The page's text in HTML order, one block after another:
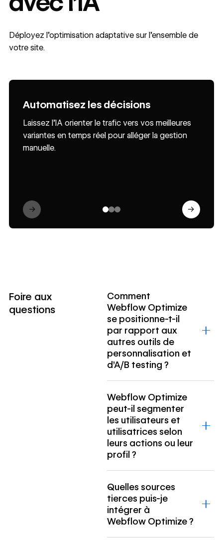
Déployez l’optimisation adaptative sur l’ensemble de
votre site.
Automatisez les décisions
Laissez l’IA orienter le trafic vers vos meilleures
variantes en temps réel pour alléger la gestion
manuelle.
Priorisez la conversion
Optimisez les performances en exploitant les
métriques de conversion en bas de funnel, et
pas seulement l’engagement superficiel.
Créez davantage
Demandez à AI Assistant de rédiger et de
recommander rapidement de nouvelles variantes
en fonction du contenu de la page et des
→ →
Foire aux
questions
Comment
Webflow Optimize
se positionne-t-il
par rapport aux
autres outils de
personnalisation et
d’A/B testing ?
Webflow Optimize
peut-il segmenter
les utilisateurs et
utilisatrices selon
leurs actions ou leur
profil ?
Quelles sources
tierces puis-je
intégrer à
Webflow Optimize ?